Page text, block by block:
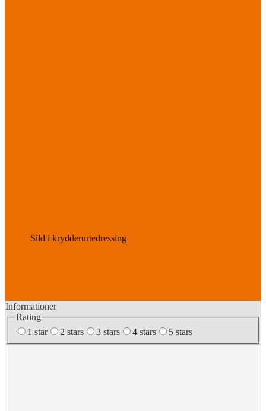
Sild i krydderurtedressing
Informationer
Rating
1 star
2 stars 3 stars 4 stars 5 stars